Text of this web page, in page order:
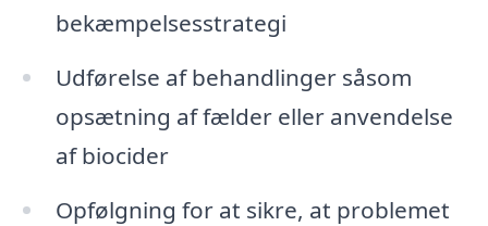
bekæmpelsesstrategi
Udførelse af behandlinger såsom
opsætning af fælder eller anvendelse
af biocider
Opfølgning for at sikre, at problemet